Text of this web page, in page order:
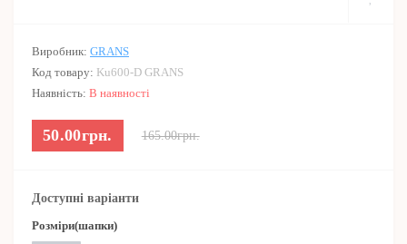
Виробник: GRANS
Код товару: Ku600-D GRANS
Наявність: В наявності
50.00грн. 165.00грн.
Доступні варіанти
Розміри(шапки)